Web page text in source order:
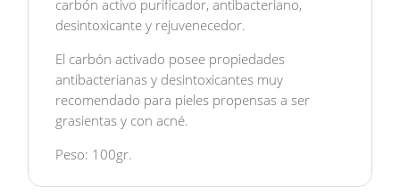
carbón activo purificador, antibacteriano,
desintoxicante y rejuvenecedor.
El carbón activado posee propiedades
antibacterianas y desintoxicantes muy
recomendado para pieles propensas a ser
grasientas y con acné.
Peso: 100gr.